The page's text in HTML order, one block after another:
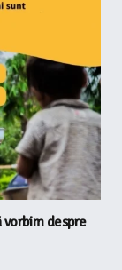
vorbim despre